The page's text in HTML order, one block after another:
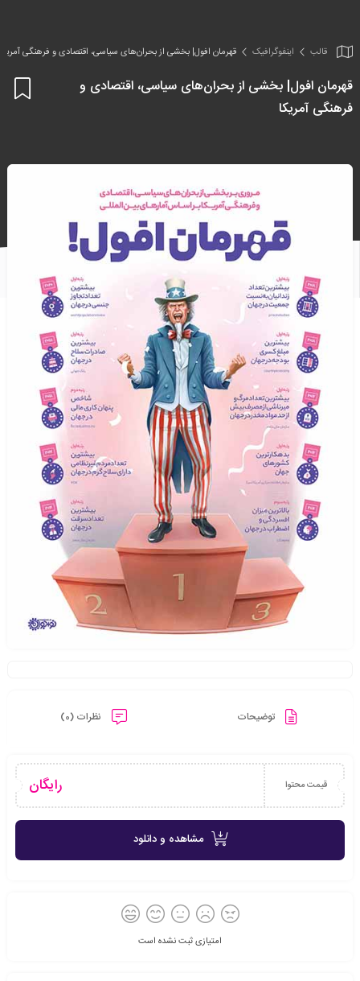
قالب اینفو‌گرافیک قهرمان افول| بخشی از بحران‌های سیاسی، اقتصادی و فرهنگی آمریکا
قهرمان افول| بخشی از بحران‌های سیاسی، اقتصادی و
فرهنگی آمریکا
توضیحات نظرات (0)
قیمت محتوا رایگان
مشاهده و دانلود
امتیازی ثبت نشده است